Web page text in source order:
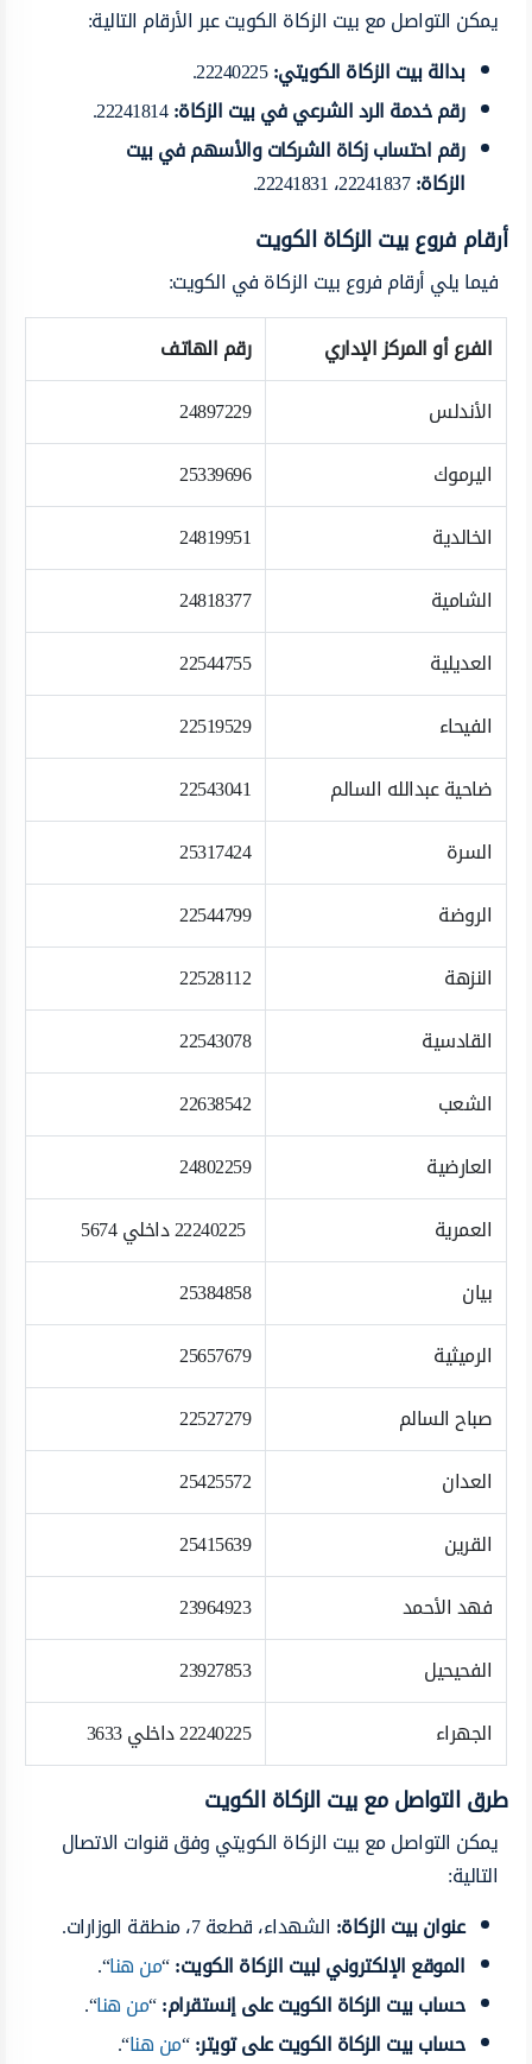
يمكن التواصل مع بيت الزكاة الكويت عبر الأرقام التالية:
بدالة بيت الزكاة الكويتي:
22240225.
رقم خدمة الرد الشرعي في بيت الزكاة:
22241814.
رقم احتساب زكاة الشركات والأسهم في بيت
الزكاة:22241837، 22241831.
أرقام فروع بيت الزكاة الكويت
فيما يلي أرقام فروع بيت الزكاة في الكويت:
الفرع أو المركز الإداري
رقم الهاتف
الأندلس
24897229
اليرموك
25339696
الخالدية
24819951
الشامية
24818377
العديلية
22544755
الفيحاء
22519529
ضاحية عبدالله السالم
22543041
السرة
25317424
الروضة
22544799
النزهة
22528112
القادسية
22543078
الشعب
22638542
العارضية
24802259
العمرية
22240225 داخلي 5674
بيان
25384858
الرميثية
25657679
صباح السالم
22527279
العدان
25425572
القرين
25415639
فهد الأحمد
23964923
الفحيحيل
23927853
الجهراء
22240225 داخلي 3633
طرق التواصل مع بيت الزكاة الكويت
يمكن التواصل مع بيت الزكاة الكويتي وفق قنوات الاتصال
التالية:
عنوان بيت الزكاة: الشهداء، قطعة 7، منطقة الوزارات.
الموقع الإلكتروني لبيت الزكاة الكويت:
“من هنا“.
حساب بيت الزكاة الكويت على إنستقرام:
“من هنا“.
حساب بيت الزكاة الكويت على تويتر:
“من هنا“.